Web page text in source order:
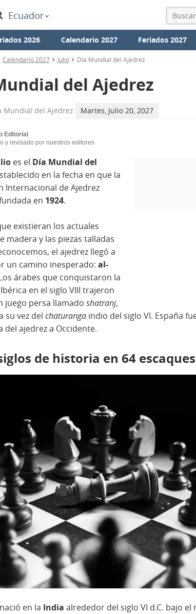
Ecuador
2026 Calendario 2027 Feriados 2027
Calendario 2027 Julio Día Mundial del Ajedrez
del Ajedrez
Mundial del Ajedrez Martes, Julio 20, 2027
Editorial
y revisado por nuestros editores
es el Día Mundial del
en la fecha en que la
Internacional de Ajedrez
en 1924.
existieran los actuales
madera y las piezas talladas
el ajedrez llegó a
un camino inesperado: al-
árabes que conquistaron la
en el siglo VIII trajeron
juego persa llamado shatranj,
su vez del chaturanga indio del siglo VI. España
del ajedrez a Occidente.
de historia en 64 escaques
en la India alrededor del siglo VI d.C. bajo el